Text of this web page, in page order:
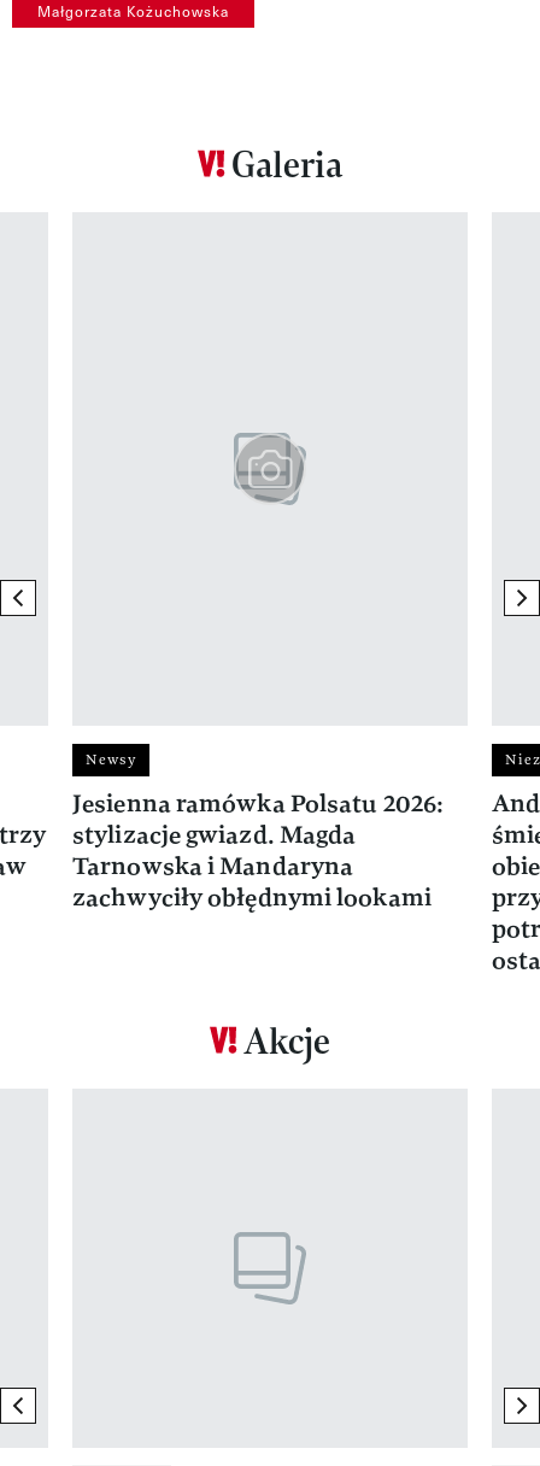
Małgorzata Kożuchowska
Galeria
previous element
Newsy
Jesienna ramówka Polsatu 2026:
stylizacje gwiazd. Magda
Tarnowska i Mandaryna
zachwyciły obłędnymi lookami
Akcje
previous element